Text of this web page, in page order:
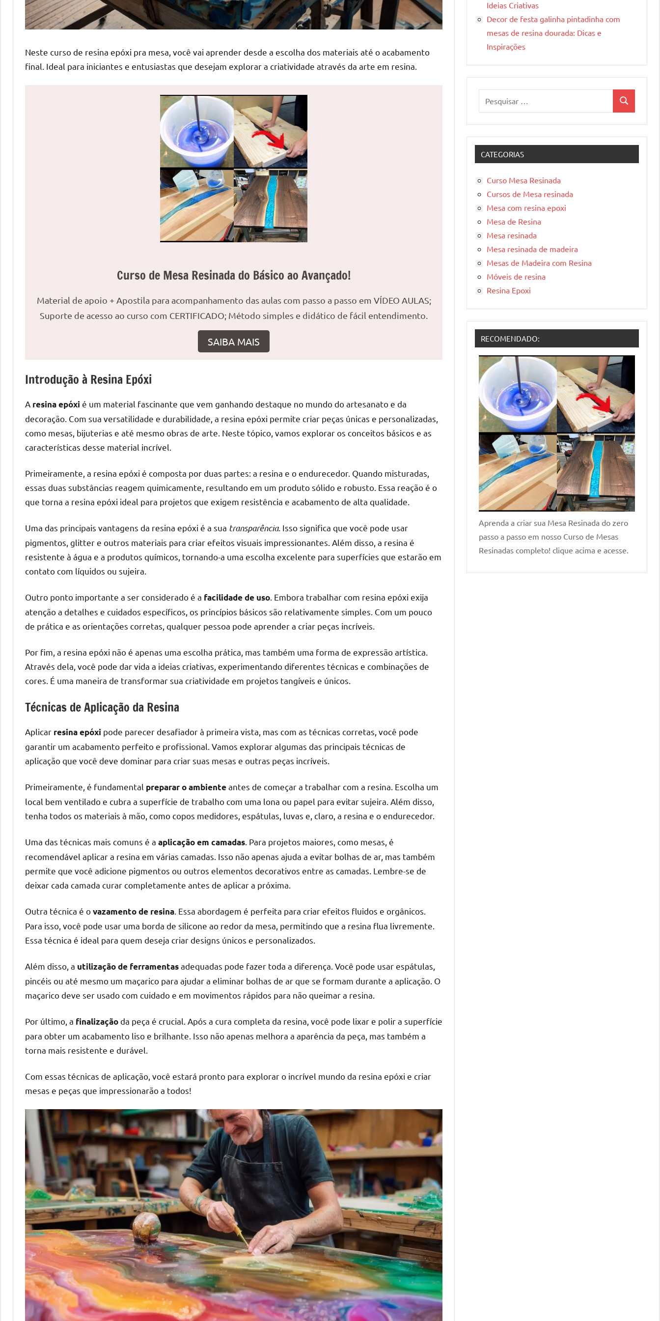
de
mesas
jantar
resina
as
inovadoras
mesas
cascata
resinadas.
Quer
esteja
à
procura
de
uma
mesa
reuniões
uma
mesa
você
encontrará
tudo
transformar
seu
com
peças
únicas.
é
focado
em
e
mesa
de
resinada
alta
qualidade,
como
populares
mesas
tampinhas
resinadas.
Neste curso de resina epóxi pra mesa, você vai aprender desde a escolha dos materiais até o acabamento
final. Ideal para iniciantes e entusiastas que desejam explorar a criatividade através da arte em resina.
Curso de Mesa Resinada do Básico ao Avançado!
Material de apoio + Apostila para acompanhamento das aulas com passo a passo em VÍDEO AULAS;
Suporte de acesso ao curso com CERTIFICADO; Método simples e didático de fácil entendimento.
SAIBA MAIS
Introdução à Resina Epóxi
A resina epóxi é um material fascinante que vem ganhando destaque no mundo do artesanato e da
decoração. Com sua versatilidade e durabilidade, a resina epóxi permite criar peças únicas e personalizadas,
como mesas, bijuterias e até mesmo obras de arte. Neste tópico, vamos explorar os conceitos básicos e as
características desse material incrível.
Primeiramente, a resina epóxi é composta por duas partes: a resina e o endurecedor. Quando misturadas,
essas duas substâncias reagem quimicamente, resultando em um produto sólido e robusto. Essa reação é o
que torna a resina epóxi ideal para projetos que exigem resistência e acabamento de alta qualidade.
Uma das principais vantagens da resina epóxi é a sua transparência. Isso significa que você pode usar
pigmentos, glitter e outros materiais para criar efeitos visuais impressionantes. Além disso, a resina é
resistente à água e a produtos químicos, tornando-a uma escolha excelente para superfícies que estarão em
contato com líquidos ou sujeira.
Outro ponto importante a ser considerado é a facilidade de uso. Embora trabalhar com resina epóxi exija
atenção a detalhes e cuidados específicos, os princípios básicos são relativamente simples. Com um pouco
de prática e as orientações corretas, qualquer pessoa pode aprender a criar peças incríveis.
Por fim, a resina epóxi não é apenas uma escolha prática, mas também uma forma de expressão artística.
Através dela, você pode dar vida a ideias criativas, experimentando diferentes técnicas e combinações de
cores. É uma maneira de transformar sua criatividade em projetos tangíveis e únicos.
Técnicas de Aplicação da Resina
Aplicar resina epóxi pode parecer desafiador à primeira vista, mas com as técnicas corretas, você pode
garantir um acabamento perfeito e profissional. Vamos explorar algumas das principais técnicas de
aplicação que você deve dominar para criar suas mesas e outras peças incríveis.
Primeiramente, é fundamental preparar o ambienteantes de começar a trabalhar com a resina. Escolha um
local bem ventilado e cubra a superfície de trabalho com uma lona ou papel para evitar sujeira. Além disso,
tenha todos os materiais à mão, como copos medidores, espátulas, luvas e, claro, a resina e o endurecedor.
Uma das técnicas mais comuns é a aplicação em camadas. Para projetos maiores, como mesas, é
recomendável aplicar a resina em várias camadas. Isso não apenas ajuda a evitar bolhas de ar, mas também
permite que você adicione pigmentos ou outros elementos decorativos entre as camadas. Lembre-se de
deixar cada camada curar completamente antes de aplicar a próxima.
Outra técnica é ovazamento de resina. Essa abordagem é perfeita para criar efeitos fluidos e orgânicos.
Para isso, você pode usar uma borda de silicone ao redor da mesa, permitindo que a resina flua livremente.
Essa técnica é ideal para quem deseja criar designs únicos e personalizados.
Além disso, a utilização de ferramentasadequadas pode fazer toda a diferença. Você pode usar espátulas,
pincéis ou até mesmo um maçarico para ajudar a eliminar bolhas de ar que se formam durante a aplicação. O
maçarico deve ser usado com cuidado e em movimentos rápidos para não queimar a resina.
Por último, a finalizaçãoda peça é crucial. Após a cura completa da resina, você pode lixar e polir a superfície
para obter um acabamento liso e brilhante. Isso não apenas melhora a aparência da peça, mas também a
torna mais resistente e durável.
Com essas técnicas de aplicação, você estará pronto para explorar o incrível mundo da resina epóxi e criar
mesas e peças que impressionarão a todos!
Ideias Criativas
Decor de festa galinha pintadinha com
mesas de resina dourada: Dicas e
Inspirações
Pesquisa
CATEGORIAS
Curso Mesa Resinada
Cursos de Mesa resinada
Mesa com resina epoxi
Mesa de Resina
Mesa resinada
Mesa resinada de madeira
Mesas de Madeira com Resina
Móveis de resina
Resina Epoxi
RECOMENDADO:
Aprenda a criar sua Mesa Resinada do zero
passo a passo em nosso Curso de Mesas
Resinadas completo! clique acima e acesse.